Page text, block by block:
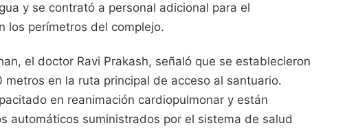
y se contrató a personal adicional para el
los perímetros del complejo.
el doctor Ravi Prakash, señaló que se establecieron
en la ruta principal de acceso al santuario.
en reanimación cardiopulmonar y están
automáticos suministrados por el sistema de salud